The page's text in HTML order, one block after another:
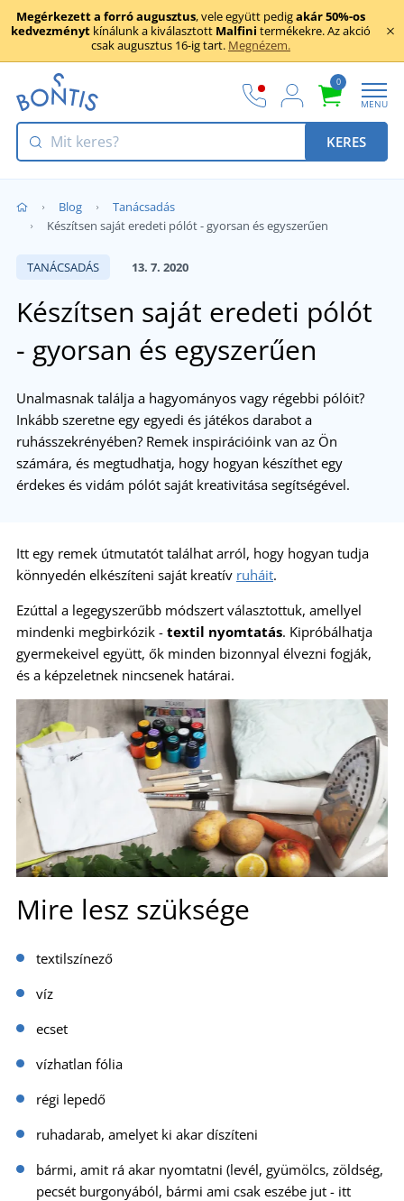
Megérkezett a forró augusztus, vele együtt pedigakár 50%-os
kedvezményt kínálunk a kiválasztott Malfini termékekre. Az akció
csak augusztus 16-ig tart. Megnézem.
0
MENU
KERES
Blog
Tanácsadás
Készítsen saját eredeti pólót - gyorsan és egyszerűen
TANÁCSADÁS 13. 7. 2020
Készítsen saját eredeti pólót
- gyorsan és egyszerűen
Unalmasnak találja a hagyományos vagy régebbi pólóit?
Inkább szeretne egy egyedi és játékos darabot a
ruhásszekrényében? Remek inspirációink van az Ön
számára, és megtudhatja, hogy hogyan készíthet egy
érdekes és vidám pólót saját kreativitása segítségével.
Itt egy remek útmutatót találhat arról, hogy hogyan tudja
könnyedén elkészíteni saját kreatív ruháit.
Ezúttal a legegyszerűbb módszert választottuk, amellyel
mindenki megbirkózik - textil nyomtatás. Kipróbálhatja
gyermekeivel együtt, ők minden bizonnyal élvezni fogják,
és a képzeletnek nincsenek határai.
Mire lesz szüksége
textilszínező
víz
ecset
vízhatlan fólia
régi lepedő
ruhadarab, amelyet ki akar díszíteni
bármi, amit rá akar nyomtatni (levél, gyümölcs, zöldség,
pecsét burgonyából, bármi ami csak eszébe jut - itt